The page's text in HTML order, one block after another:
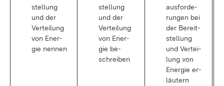
stel­lung
und der
Ver­tei­lung
von Ener­
gie nen­nen
stel­lung
und der
Ver­tei­lung
von Ener­
gie be­
schrei­ben
aus­for­de­
run­gen bei
der Be­reit­
stel­lung
und Ver­tei­
lung von
Ener­gie er­
läu­tern